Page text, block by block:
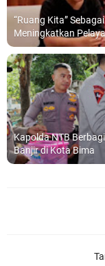
“Ruang Kita”
Meningkatkan
Kapolda NTB
Banjir di Kota Bima